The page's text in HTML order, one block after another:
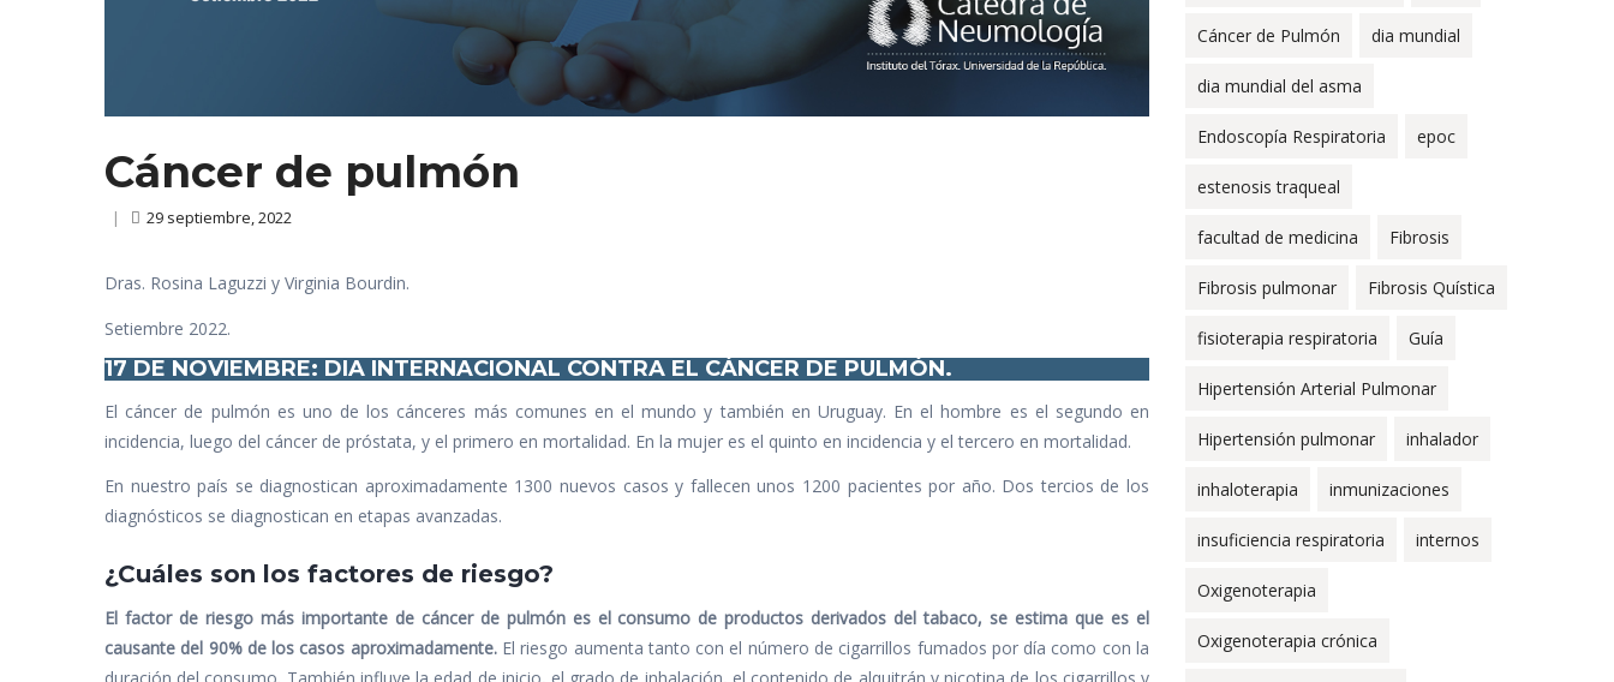
Cáncer de pulmón
| 29 septiembre, 2022
Dras. Rosina Laguzzi y Virginia Bourdin.
Setiembre 2022.
17 DE NOVIEMBRE: DIA INTERNACIONAL CONTRA EL CÁNCER DE PULMÓN.
El cáncer de pulmón es uno de los cánceres más comunes en el mundo y también en Uruguay. En el hombre es el segundo en
incidencia, luego del cáncer de próstata, y el primero en mortalidad. En la mujer es el quinto en incidencia y el tercero en mortalidad.
En nuestro país se diagnostican aproximadamente 1300 nuevos casos y fallecen unos 1200 pacientes por año. Dos tercios de los
diagnósticos se diagnostican en etapas avanzadas.
¿Cuáles son los factores de riesgo?
El factor de riesgo más importante de cáncer de pulmón es el consumo de productos derivados del tabaco, se estima que es el
causante del 90% de los casos aproximadamente.El riesgo aumenta tanto con el número de cigarrillos fumados por día como con la
Cáncer de Pulmón dia mundial
dia mundial del asma
Endoscopía Respiratoria epoc
estenosis traqueal
facultad de medicina Fibrosis
Fibrosis pulmonar Fibrosis Quística
fisioterapia respiratoria Guía
Hipertensión Arterial Pulmonar
Hipertensión pulmonar inhalador
inhaloterapia inmunizaciones
insuficiencia respiratoria internos
Oxigenoterapia
Oxigenoterapia crónica